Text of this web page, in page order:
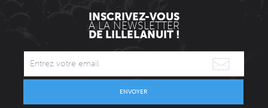
INSCRIVEZ-VOUS
À LA NEWSLETTER
DE LILLELANUIT !
ENVOYER